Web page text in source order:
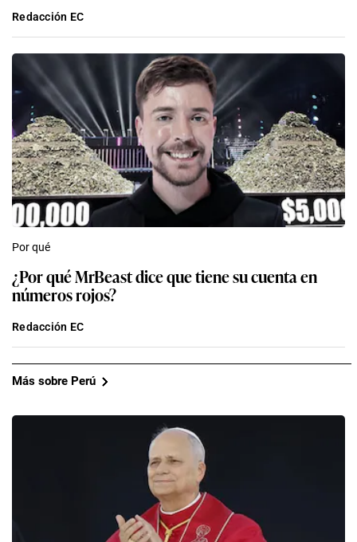
Redacción EC
Por qué
¿Por qué MrBeast dice que tiene su cuenta en
números rojos?
Redacción EC
Más sobre Perú